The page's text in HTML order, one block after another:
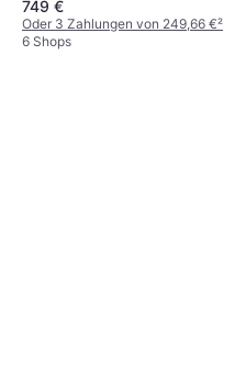
749 €
Oder 3 Zahlungen von 249,66 €²
6 Shops